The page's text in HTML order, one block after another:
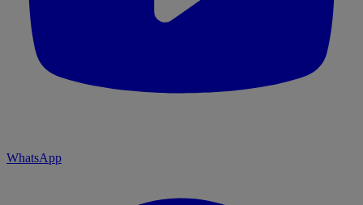
WhatsApp